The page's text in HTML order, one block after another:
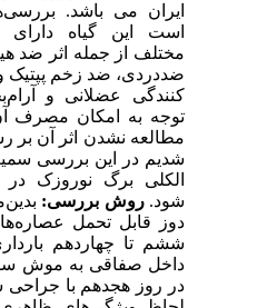
ایران می باشد.
است این گیاه دارای
مختلف از جمله اثر ضد
ضددردی، ضد زخم پپتیک
کنندگی عضلانی و
توجه به امکان مصرف آن
مطالعه نشدن اثر آن بر رشد
شدیم در این بررسی سمیت
الکلی برگ نوروزک در
شود.روش بررسی:
دوز قابل تحمل عصاره‌های
ششم تا چهاردهم
داخل صفاقی به موش سوری
در روز هجدهم با جراحی